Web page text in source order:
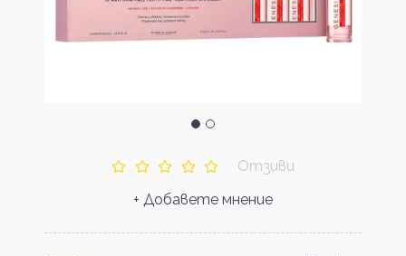
Отзиви
+ Добавете мнение